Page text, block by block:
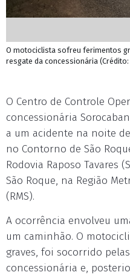
O motociclista sofreu ferimentos
resgate da concessionária
O Centro de Controle
concessionária
a um acidente na noite
no Contorno de São
Rodovia Raposo Tavares
São Roque, na Região
(RMS).
A ocorrência envolveu
um caminhão. O
graves, foi socorrido
concessionária e,